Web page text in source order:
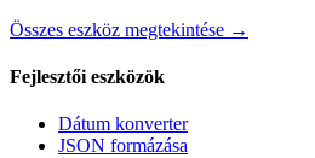
Összes eszköz megtekintése →
Fejlesztői eszközök
Dátum konverter
JSON formázása